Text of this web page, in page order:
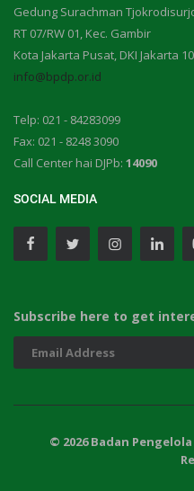
Gedung Surachman
RT 07/RW 01, Kec. Gambir
Kota Jakarta Pusat, DKI Jakarta
info@bpdp.or.id
Telp: 021 - 84283099
Fax: 021 - 8248 3090
Call Center hai DJPb: 14090
SOCIAL MEDIA
Subscribe here to get
© 2026 Badan